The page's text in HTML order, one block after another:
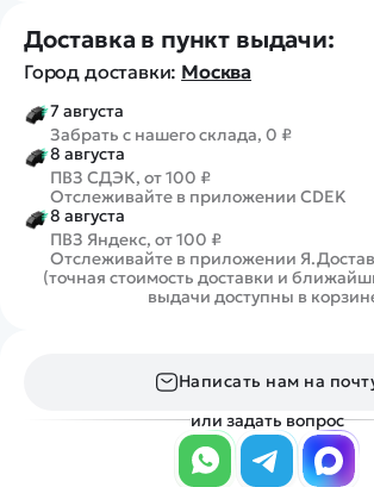
Доставка в пункт выдачи:
Город доставки: Москва
7 августа
Забрать с нашего склада, 0 ₽
8 августа
ПВЗ СДЭК, от 100 ₽
Отслеживайте в приложении CDEK
8 августа
ПВЗ Яндекс, от 100 ₽
Отслеживайте в приложении
(точная стоимость доставки и
выдачи доступны в
Написать нам на
или задать вопрос